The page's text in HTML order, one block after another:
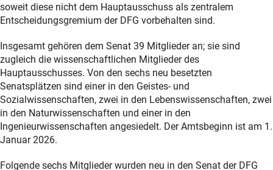
soweit diese nicht dem Hauptausschuss als zentralem
Entscheidungsgremium der DFG vorbehalten sind.
Insgesamt gehören dem Senat 39 Mitglieder an; sie sind
zugleich die wissenschaftlichen Mitglieder des
Hauptausschusses. Von den sechs neu besetzten
Senatsplätzen sind einer in den Geistes- und
Sozialwissenschaften, zwei in den Lebenswissenschaften, zwei
in den Naturwissenschaften und einer in den
Ingenieurwissenschaften angesiedelt. Der Amtsbeginn ist am 1.
Januar 2026.
Folgende sechs Mitglieder wurden neu in den Senat der DFG